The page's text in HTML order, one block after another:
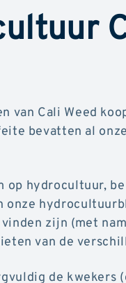
van Cali Weed
bevatten al
op hydrocultuur,
onze
zijn (met
van de
de kwekers